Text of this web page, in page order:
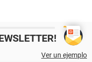
Ver un ejemplo